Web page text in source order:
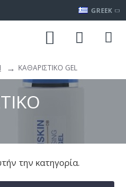
GREEK
ΚΑΘΑΡΙΣΤΙΚΟ GEL
την κατηγορία.